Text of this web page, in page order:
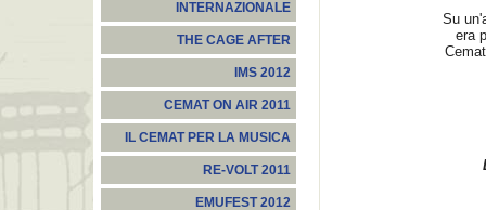
INTERNAZIONALE
THE CAGE AFTER
IMS 2012
CEMAT ON AIR 2011
IL CEMAT PER LA MUSICA
RE-VOLT 2011
EMUFEST 2012
Su
era